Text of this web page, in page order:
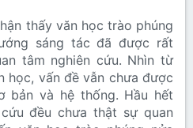
thấy văn học trào phúng
sáng tác đã được rất
tâm nghiên cứu. Nhìn từ
học, vấn đề vẫn chưa được
bản và hệ thống. Hầu hết
đều chưa thật sự quan